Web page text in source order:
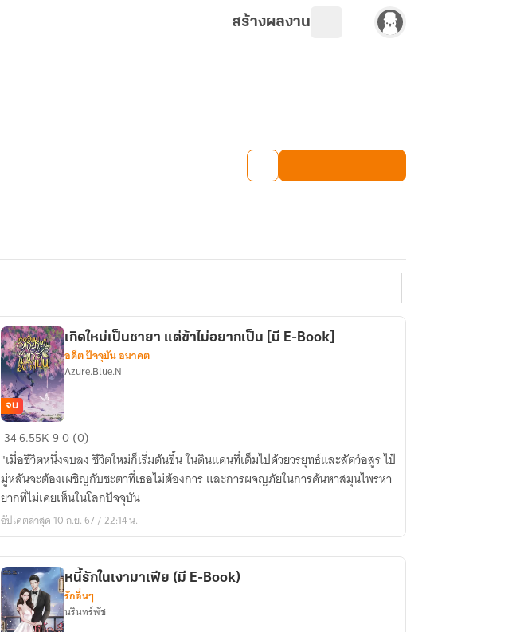
สร้างผลงาน
เกิด
ใหม่
เป็น
ชายา
แต่
ข้า
อยาก
เป็น
[มี
E-
จบ
เกิดใหม่เป็นชายา แต่ข้าไม่อยากเป็น [มี E-Book]
อดีต ปัจจุบัน อนาคต
Azure.Blue.N
346.55K90 (0)
"เมื่อชีวิตหนึ่งจบลง ชีวิตใหม่ก็เริ่มต้นขึ้น ในดินแดนที่เต็มไปด้วยวรยุทธ์และสัตว์อสูร ไป๋
มู่หลันจะต้องเผชิญกับชะตาที่เธอไม่ต้องการ และการผจญภัยในการค้นหาสมุนไพรหา
ยากที่ไม่เคยเห็นในโลกปัจจุบัน
อัปเดตล่าสุด 10 ก.ย. 67 / 22:14 น.
หนี้รักในเงามาเฟีย (มี E-Book)
รักอื่นๆ
นรินทร์พัช